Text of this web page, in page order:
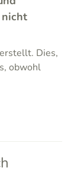
nicht
Dies,
obwohl